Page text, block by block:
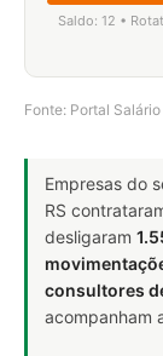
Saldo: 12 •
Fonte: Portal
Empresas do
RS
desligaram
consultores
acompanham